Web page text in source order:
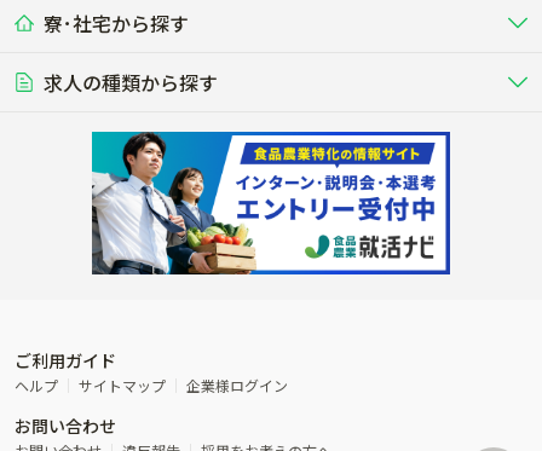
養豚
る養豚場
レースで活躍する馬の手入れや子馬
その他畜産
その他動物の畜産業（羊、ウズラな
ど）
畑・圃場で野菜・穀物を生産 ビニールハウスで多様な野菜の生産
稲作
ビニールハウスで観賞用植物の栽
植物工場
環境制御された工場で野菜の生産管
理
農業資材･肥料
農場設備・肥料・飼料の生産・流
農業用の機械・機材の開発・販
流通･商社
農産物・農産品の物流・卸し・輸出
入
製造･加工･販売 福祉
その他農業関連企業
ネス
その他業種
木材の植林・伐採・加工、または
漁業･養殖
魚介類の採捕・養殖、または水産加
工場
研究･開発 WEB･IT
その他職種
学歴不問
50代採用実績あり
AT免許OK
内定まで最短1週間 管理者･幹部採用
社会保険完備
食事補助あり
年間休日100日以上
経験者優遇 独立支援可能
寮･社宅から探す
単身寮あり
寮･社宅相談可
求人の種類から探す
転職おまかせ求人
ご利用ガイド
ヘルプ サイトマップ 企業様ログイン
お問い合わせ